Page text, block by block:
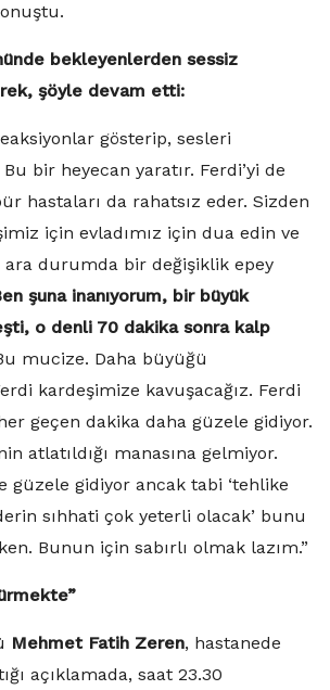
bekleyenlerden sessiz
şöyle devam etti:
gösterip, sesleri
bir heyecan yaratır. Ferdi’yi de
hastaları da rahatsız eder. Sizden
için evladımız için dua edin ve
ara durumda bir değişiklik epey
şuna inanıyorum, bir büyük
o denli 70 dakika sonra kalp
mucize. Daha büyüğü
kardeşimize kavuşacağız. Ferdi
geçen dakika daha güzele gidiyor.
atlatıldığı manasına gelmiyor.
güzele gidiyor ancak tabi ‘tehlike
sıhhati çok yeterli olacak’ bunu
Bunun için sabırlı olmak lazım.”
Mehmet Fatih Zeren, hastanede
açıklamada, saat 23.30